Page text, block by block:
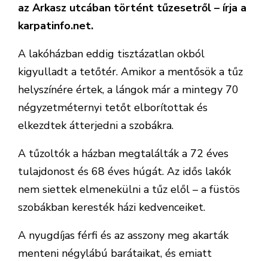
az Arkasz utcában történt tűzesetről – írja a
karpatinfo.net.
A lakóházban eddig tisztázatlan okból
kigyulladt a tetőtér. Amikor a mentősök a tűz
helyszínére értek, a lángok már a mintegy 70
négyzetméternyi tetőt elborítottak és
elkezdtek átterjedni a szobákra.
A tűzoltók a házban megtalálták a 72 éves
tulajdonost és 68 éves húgát. Az idős lakók
nem siettek elmenekülni a tűz elől – a füstös
szobákban keresték házi kedvenceiket.
A nyugdíjas férfi és az asszony meg akarták
menteni négylábú barátaikat, és emiatt